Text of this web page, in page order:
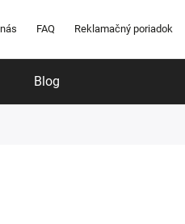
FAQ Reklamačný poriadok
Blog